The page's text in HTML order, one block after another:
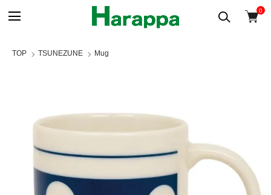
0
TOP TSUNEZUNE Mug